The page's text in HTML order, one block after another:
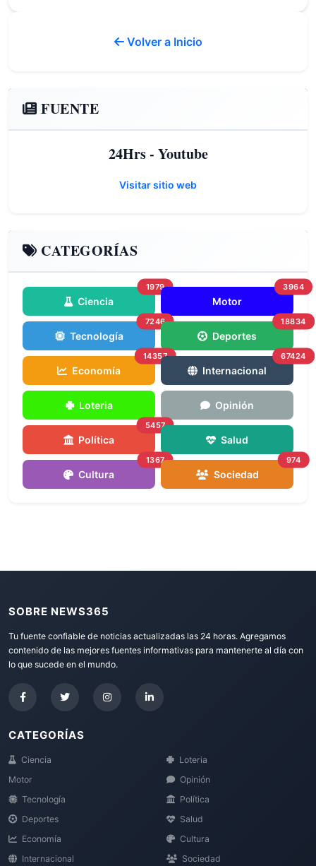
Volver a Inicio
FUENTE
24Hrs - Youtube
Visitar sitio web
CATEGORÍAS
Ciencia
1979
Motor
3964
Tecnología
7246
Deportes
18834
Economía
14357
Internacional
67424
Loteria Opinión
Política
5457
Salud
Cultura
1367
Sociedad
974
SOBRE NEWS365
Tu fuente confiable de noticias actualizadas las 24 horas. Agregamos
contenido de las mejores fuentes informativas para mantenerte al día con
lo que sucede en el mundo.
CATEGORÍAS
Ciencia
Motor
Tecnología
Deportes
Economía
Internacional
Loteria
Opinión
Política
Salud
Cultura
Sociedad